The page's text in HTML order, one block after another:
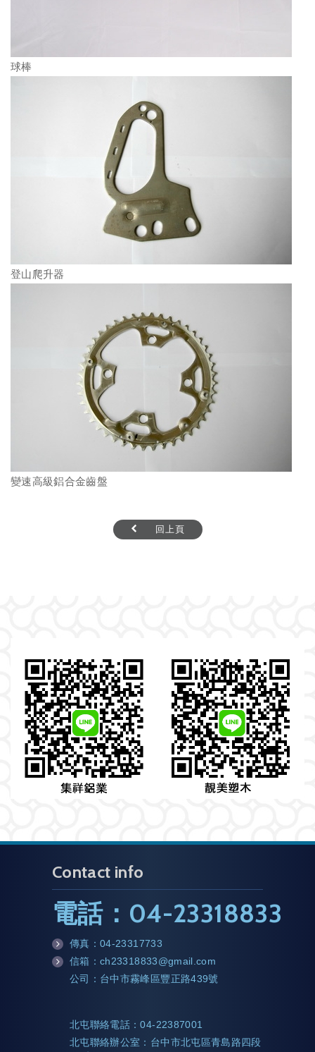
球棒
登山爬升器
變速高級鋁合金齒盤
回上頁
Contact info
電話：
傳真：04-23317733
信箱：ch23318833@gmail.com
公司：台中市霧峰區豐正路439號
北屯聯絡電話：04-22387001
北屯聯絡辦公室：台中市北屯區青島路四段